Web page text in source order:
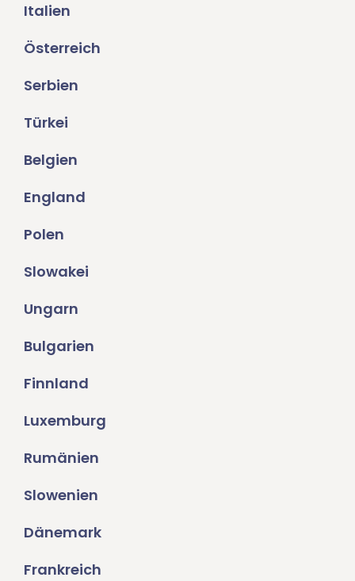
Italien
Österreich
Serbien
Türkei
Belgien
England
Polen
Slowakei
Ungarn
Bulgarien
Finnland
Luxemburg
Rumänien
Slowenien
Dänemark
Frankreich